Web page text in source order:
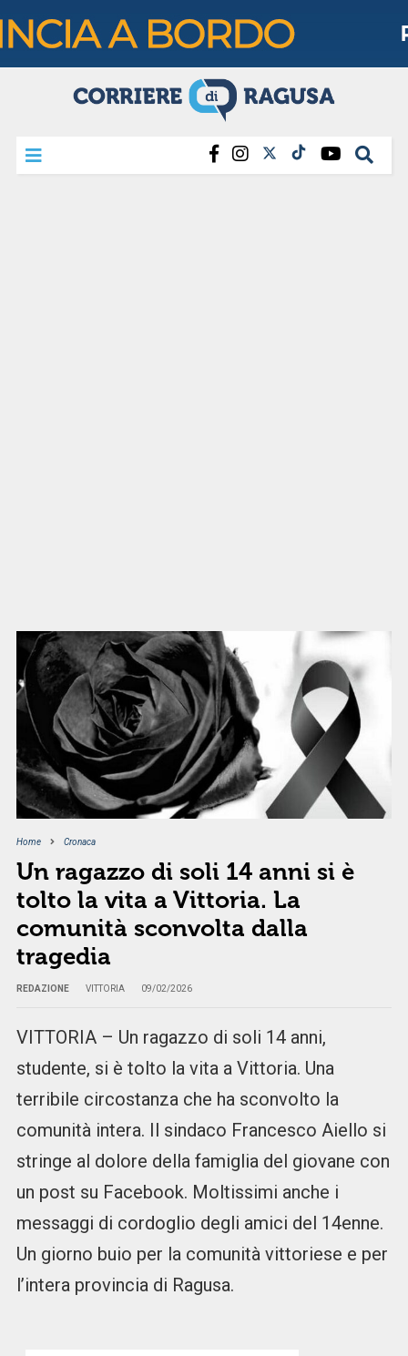
Home Cronaca
Un ragazzo di soli 14 anni si è
tolto la vita a Vittoria. La
comunità sconvolta dalla
tragedia
REDAZIONE VITTORIA 09/02/2026
VITTORIA – Un ragazzo di soli 14 anni,
studente, si è tolto la vita a Vittoria. Una
terribile circostanza che ha sconvolto la
comunità intera. Il sindaco Francesco Aiello si
stringe al dolore della famiglia del giovane con
un post su Facebook. Moltissimi anche i
messaggi di cordoglio degli amici del 14enne.
Un giorno buio per la comunità vittoriese e per
l’intera provincia di Ragusa.